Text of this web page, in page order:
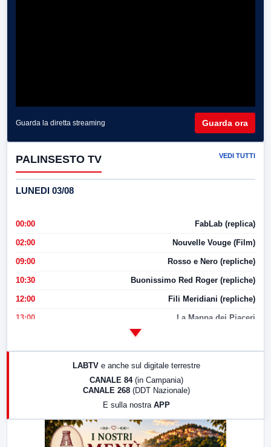
Guarda la diretta streaming Guarda ora
PALINSESTO TV VEDI TUTTI
LUNEDI 03/08
00:00 FabLab (replica)
02:00 Nouvelle Vouge (Film)
09:00 Rosso e Nero (repliche)
10:30 Buonissimo Red Roger (repliche)
12:00 Fili Meridiani (repliche)
13:00 La Mappa dei Piaceri
17:00 LabNews (replica)
LabNews (replica)
LABTV e anche sul digitale terrestre
CANALE 84 (in Campania)
CANALE 268 (DDT Nazionale)
E sulla nostra APP